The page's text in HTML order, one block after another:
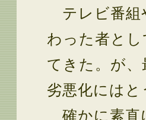
テレビ番組
わった者と
てきた。が
劣悪化には
確かに素直